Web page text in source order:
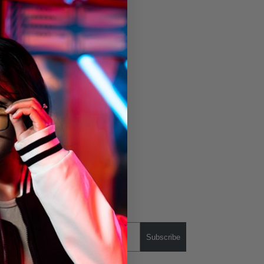
Subscribe